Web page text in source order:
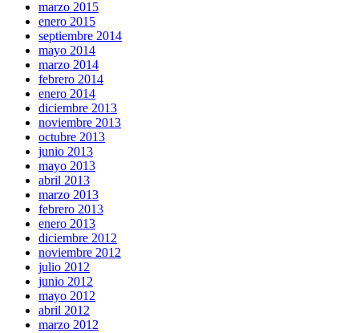
marzo 2015
enero 2015
septiembre 2014
mayo 2014
marzo 2014
febrero 2014
enero 2014
diciembre 2013
noviembre 2013
octubre 2013
junio 2013
mayo 2013
abril 2013
marzo 2013
febrero 2013
enero 2013
diciembre 2012
noviembre 2012
julio 2012
junio 2012
mayo 2012
abril 2012
marzo 2012